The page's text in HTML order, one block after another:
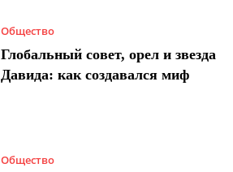
Общество
Глобальный совет, орел и звезда
Давида: как создавался миф
Общество